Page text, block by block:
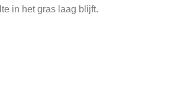
in het gras laag blijft.